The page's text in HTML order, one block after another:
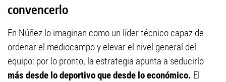
convencerlo
En Núñez lo imaginan como un líder técnico capaz de
ordenar el mediocampo y elevar el nivel general del
equipo: por lo pronto, la estrategia apunta a seducirlo
más desde lo deportivo que desde lo económico. El